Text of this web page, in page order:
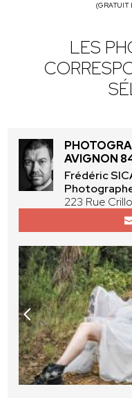
(GRATUIT
LES
AVIGNON
Frédéric
223 Rue